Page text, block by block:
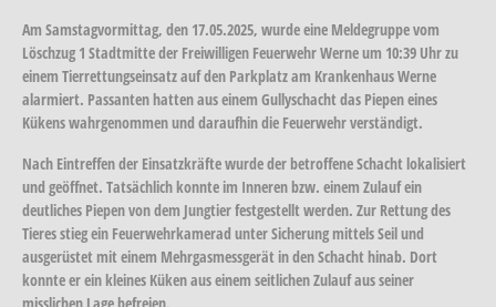
Am Samstagvormittag, den 17.05.2025, wurde eine Meldegruppe vom
Löschzug 1 Stadtmitte der Freiwilligen Feuerwehr Werne um 10:39 Uhr zu
einem Tierrettungseinsatz auf den Parkplatz am Krankenhaus Werne
alarmiert. Passanten hatten aus einem Gullyschacht das Piepen eines
Kükens wahrgenommen und daraufhin die Feuerwehr verständigt.
Nach Eintreffen der Einsatzkräfte wurde der betroffene Schacht lokalisiert
und geöffnet. Tatsächlich konnte im Inneren bzw. einem Zulauf ein
deutliches Piepen von dem Jungtier festgestellt werden. Zur Rettung des
Tieres stieg ein Feuerwehrkamerad unter Sicherung mittels Seil und
ausgerüstet mit einem Mehrgasmessgerät in den Schacht hinab. Dort
konnte er ein kleines Küken aus einem seitlichen Zulauf aus seiner